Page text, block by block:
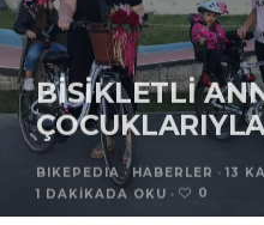
BISIKLETLI
BIKEPEDIA · HABERLER 13
1 DAKIKADA OKU
0